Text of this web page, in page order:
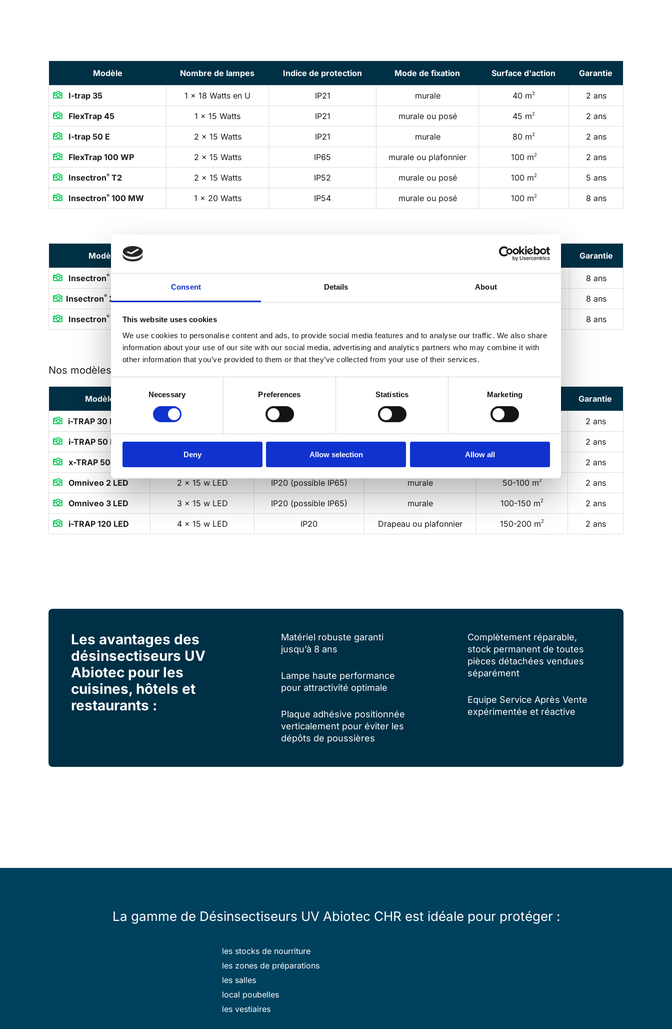
Consent Details About
This website uses cookies
We use cookies to personalise content and ads, to provide social media features and to analyse our traffic. We also share
information about your use of our site with our social media, advertising and analytics partners who may combine it with
other information that you’ve provided to them or that they’ve collected from your use of their services.
Necessary Preferences Statistics Marketing
Deny Allow selection Allow all
Modèle Nombre de lampes Indice de protection Mode de fixation Surface d'action Garantie
 I-trap 35 1 x 18 Watts en U IP21 murale 40 m2 2 ans
 FlexTrap 45 1 x 15 Watts IP21 murale ou posé 45 m2 2 ans
 I-trap 50 E 2 x 15 Watts IP21 murale 80 m2 2 ans
 FlexTrap 100 WP 2 x 15 Watts IP65 murale ou plafonnier 100 m2 2 ans
 Insectron® T2 2 x 15 Watts IP52 murale ou posé 100 m2 5 ans
 Insectron® 100 MW 1 x 20 Watts IP54 murale ou posé 100 m2 8 ans
Modèle Surface d'action Garantie
 Insectron® 2 8 ans
 Insectron® 200 M 2 x 20 Watts 8 ans
 Insectron® 300 M 4 x 20 Watts 8 ans
Nos modèles avec LED
Modèle Nombre de lampes Indice de protection Mode de fixation Surface d'action Garantie
 i-TRAP 30 LED 1 x 15 w LED 30-50 m 2 ans
 i-TRAP 50 LED 2 x 15 w LED IP20 murale 50-100 m 2 ans
 x-TRAP 50 LED 2 x 15 w LED 2 ans
 Omniveo 2 LED 2 x 15 w LED IP20 (possible IP65) murale 50-100 m2 2 ans
 Omniveo 3 LED 3 x 15 w LED IP20 (possible IP65) murale 100-150 m2 2 ans
 i-TRAP 120 LED 4 x 15 w LED IP20 Drapeau ou plafonnier 150-200 m2 2 ans
Les avantages des
désinsectiseurs UV
Abiotec pour les
cuisines, hôtels et
restaurants :
Matériel robuste garanti
jusqu’à 8 ans
Lampe haute performance
pour attractivité optimale
Plaque adhésive positionnée
verticalement pour éviter les
dépôts de poussières
Complètement réparable,
stock permanent de toutes
pièces détachées vendues
séparément
Equipe Service Après Vente
expérimentée et réactive
La gamme de Désinsectiseurs UV Abiotec CHR est idéale pour protéger :
les stocks de nourriture
les zones de préparations
les salles
local poubelles
les vestiaires